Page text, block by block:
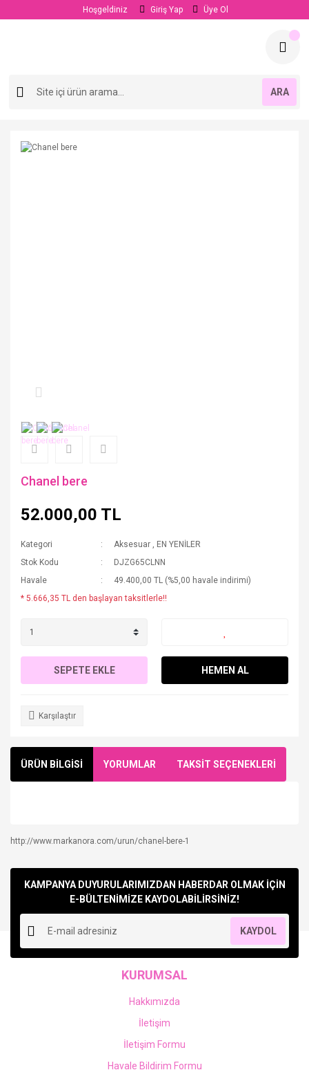
Hoşgeldiniz Giriş Yap Üye Ol
ARA
Chanel bere
52.000,00 TL
Kategori Aksesuar , EN YENİLER
Stok Kodu
DJZG65CLNN
Havale
49.400,00 TL (%5,00 havale indirimi)
* 5.666,35 TL den başlayan taksitlerle!!
SEPETE EKLE HEMEN AL
Karşılaştır
ÜRÜN BİLGİSİ YORUMLAR TAKSİT SEÇENEKLERİ
Yorum Yaz
http://www.markanora.com/urun/chanel-bere-1
KAMPANYA DUYURULARIMIZDAN HABERDAR OLMAK İÇİN
E-BÜLTENİMİZE KAYDOLABİLİRSİNİZ!
KAYDOL
KURUMSAL
Hakkımızda
İletişim
İletişim Formu
Havale Bildirim Formu